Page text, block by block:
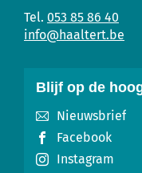
053 85 86 40
info@haaltert.be
Blijf op de
Nieuwsbrief
Facebook
Instagram